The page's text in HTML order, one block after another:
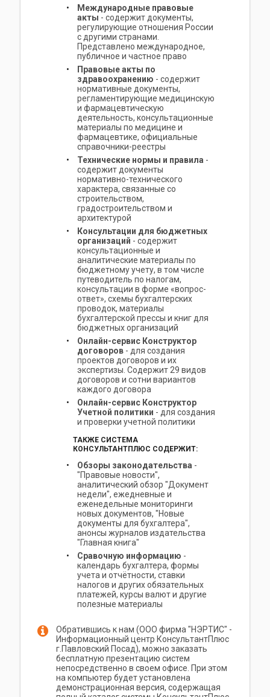
Международные правовые
акты - содержит документы,
регулирующие отношения России
с другими странами.
Представлено международное,
публичное и частное право
Правовые акты по
здравоохранению - содержит
нормативные документы,
регламентирующие медицинскую
и фармацевтическую
деятельность, консультационные
материалы по медицине и
фармацевтике, официальные
справочники-реестры
Технические нормы и правила -
содержит документы
нормативно-технического
характера, связанные со
строительством,
градостроительством и
архитектурой
Консультации для бюджетных
организаций - содержит
консультационные и
аналитические материалы по
бюджетному учету, в том числе
путеводитель по налогам,
консультации в форме «вопрос-
ответ», схемы бухгалтерских
проводок, материалы
бухгалтерской прессы и книг для
бюджетных организаций
Онлайн-сервис Конструктор
договоров- для создания
проектов договоров и их
экспертизы. Содержит 29 видов
договоров и сотни вариантов
каждого договора
Онлайн-сервис Конструктор
Учетной политики - для создания
и проверки учетной политики
ТАКЖЕ СИСТЕМА
КОНСУЛЬТАНТПЛЮС СОДЕРЖИТ:
Обзоры законодательства -
"Правовые новости",
аналитический обзор "Документ
недели", ежедневные и
еженедельные мониторинги
новых документов, "Новые
документы для бухгалтера",
анонсы журналов издательства
"Главная книга"
Сравочную информацию -
календарь бухгалтера, формы
учета и отчётности, ставки
налогов и других обязательных
платежей, курсы валют и другие
полезные материалы
Обратившись к нам (ООО фирма "НЭРТИС" -
Информационный центр КонсультантПлюс
г.Павловский Посад), можно заказать
бесплатную презентацию систем
непосредственно в своем офисе. При этом
на компьютер будет установлена
демонстрационная версия, содержащая